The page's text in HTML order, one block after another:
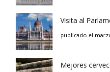
Visita al
publicado el
Mejores